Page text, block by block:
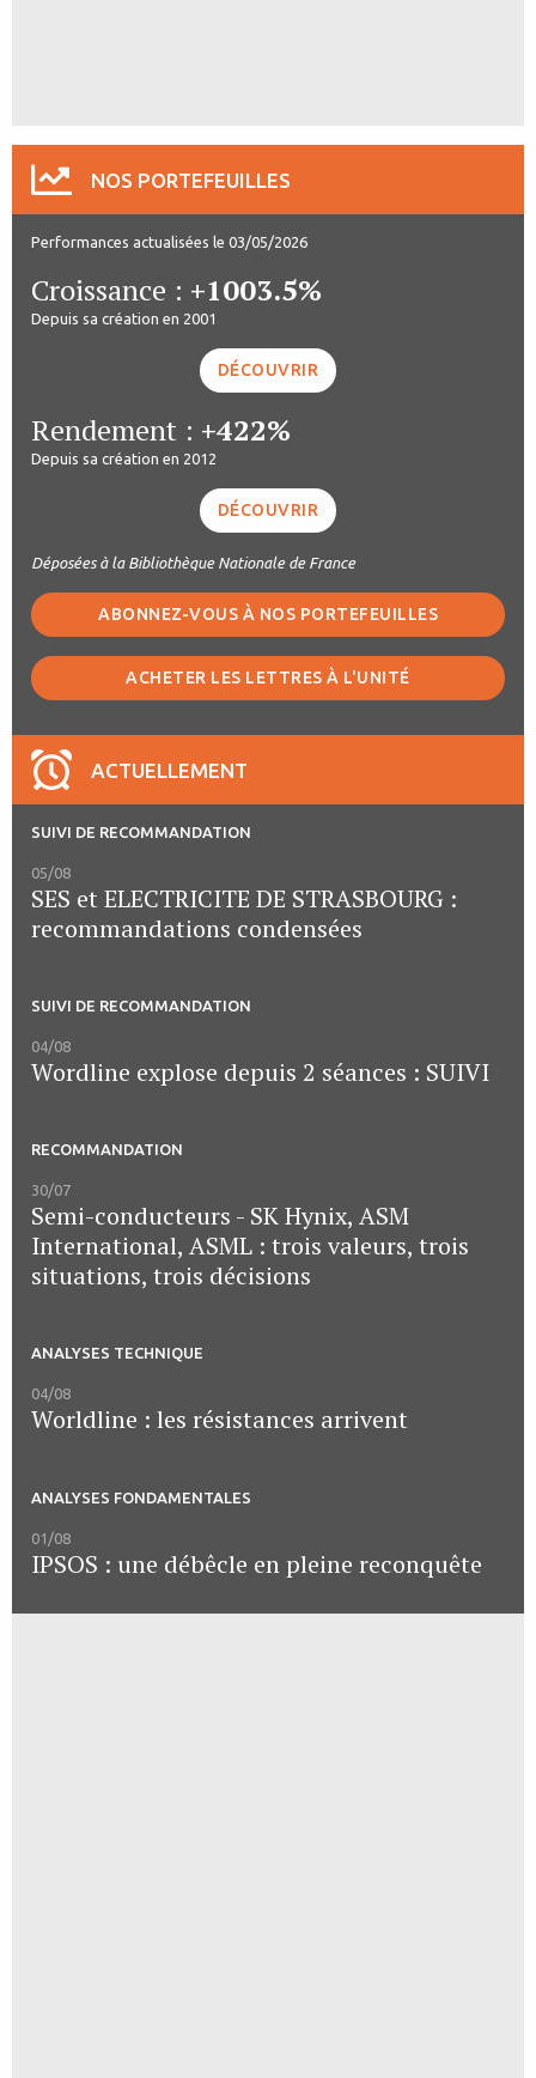
NOS PORTEFEUILLES
Performances actualisées le 03/05/2026
Croissance : +1003.5%
Depuis sa création en 2001
DÉCOUVRIR
Rendement : +422%
Depuis sa création en 2012
DÉCOUVRIR
Déposées à la Bibliothèque Nationale de France
ABONNEZ-VOUS À NOS PORTEFEUILLES
ACHETER LES LETTRES À L'UNITÉ
ACTUELLEMENT
SUIVI DE RECOMMANDATION
05/08
SES et ELECTRICITE DE STRASBOURG :
recommandations condensées
SUIVI DE RECOMMANDATION
04/08
Wordline explose depuis 2 séances : SUIVI
RECOMMANDATION
30/07
Semi-conducteurs - SK Hynix, ASM
International, ASML : trois valeurs, trois
situations, trois décisions
ANALYSES TECHNIQUE
04/08
Worldline : les résistances arrivent
ANALYSES FONDAMENTALES
01/08
IPSOS : une débêcle en pleine reconquête